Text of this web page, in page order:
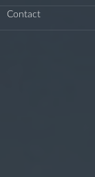
Contact